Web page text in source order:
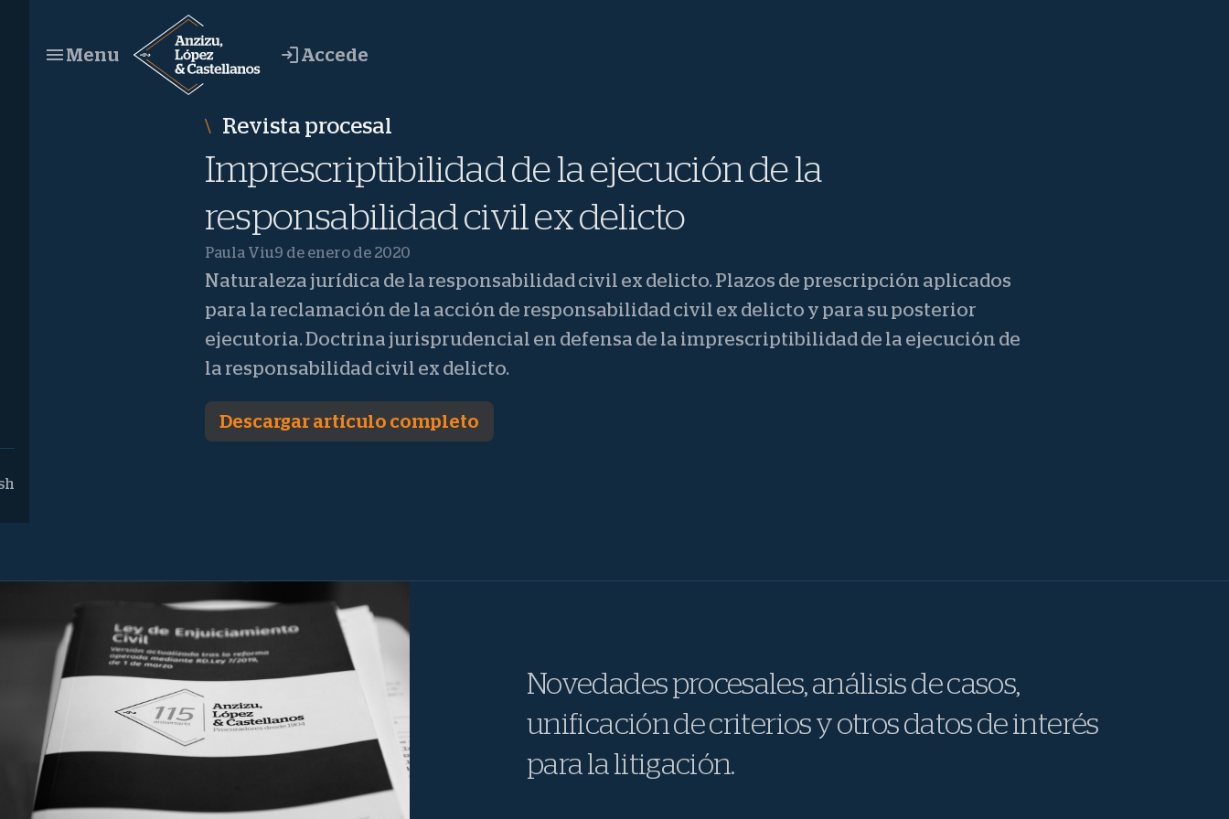
Menu Accede
Revista procesal
Imprescriptibilidad de la ejecución de la
responsabilidad civil ex delicto
Paula Viu9 de enero de 2020
Naturaleza jurídica de la responsabilidad civil ex delicto. Plazos de prescripción aplicados
para la reclamación de la acción de responsabilidad civil ex delicto y para su posterior
ejecutoria. Doctrina jurisprudencial en defensa de la imprescriptibilidad de la ejecución de
la responsabilidad civil ex delicto.
Descargar artículo completo
Novedades procesales, análisis de casos,
unificación de criterios y otros datos de interés
para la litigación.